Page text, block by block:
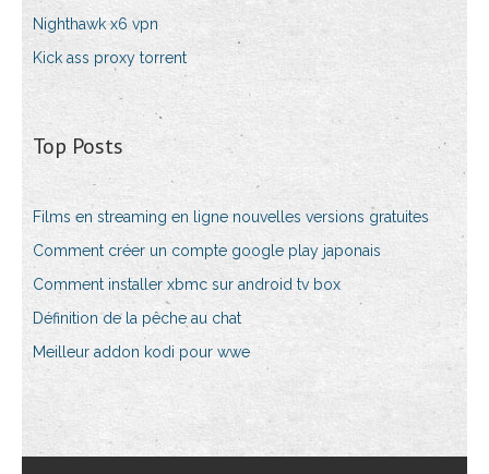
Nighthawk x6 vpn
Kick ass proxy torrent
Top Posts
Films en streaming en ligne nouvelles versions gratuites
Comment créer un compte google play japonais
Comment installer xbmc sur android tv box
Définition de la pêche au chat
Meilleur addon kodi pour wwe